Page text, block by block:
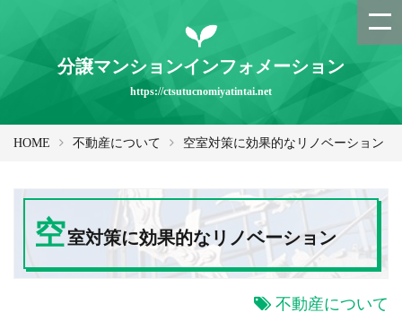
分譲マンションインフォメーション
https://ctsutucnomiyatintai.net
HOME 不動産について 空室対策に効果的なリノベーション
空室対策に効果的なリノベーション
不動産について